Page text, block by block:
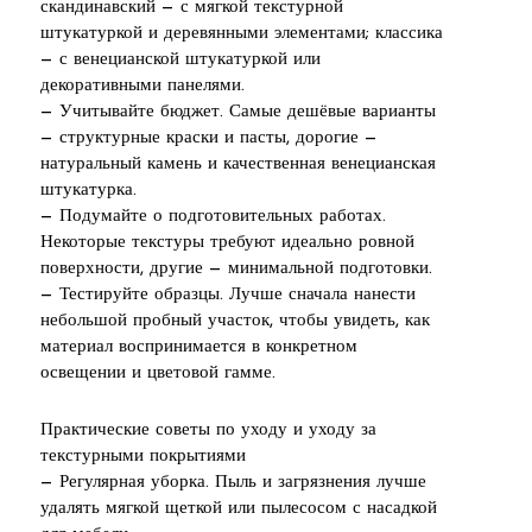
скандинавский — с мягкой текстурной
штукатуркой и деревянными элементами; классика
— с венецианской штукатуркой или
декоративными панелями.
— Учитывайте бюджет. Самые дешёвые варианты
— структурные краски и пасты, дорогие —
натуральный камень и качественная венецианская
штукатурка.
— Подумайте о подготовительных работах.
Некоторые текстуры требуют идеально ровной
поверхности, другие — минимальной подготовки.
— Тестируйте образцы. Лучше сначала нанести
небольшой пробный участок, чтобы увидеть, как
материал воспринимается в конкретном
освещении и цветовой гамме.
Практические советы по уходу и уходу за
текстурными покрытиями
— Регулярная уборка. Пыль и загрязнения лучше
удалять мягкой щеткой или пылесосом с насадкой